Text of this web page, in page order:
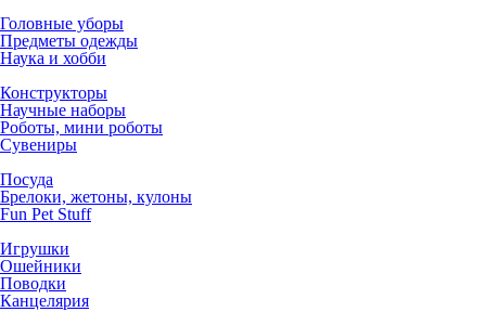
Головные уборы
Предметы одежды
Наука и хобби
Конструкторы
Научные наборы
Роботы, мини роботы
Сувениры
Посуда
Брелоки, жетоны, кулоны
Fun Pet Stuff
Игрушки
Ошейники
Поводки
Канцелярия